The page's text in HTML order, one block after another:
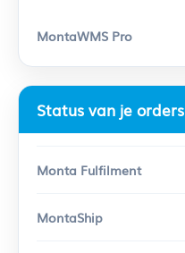
Status van je orders